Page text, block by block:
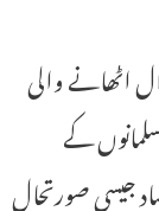
اٹھانے والی
کے
جیسی صورتحال